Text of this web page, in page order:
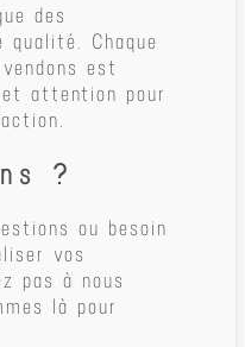
des
Chaque
est
attention pour
?
ou besoin
vos
pas à nous
là pour